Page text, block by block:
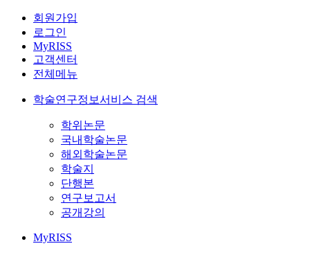
회원가입
로그인
MyRISS
고객센터
전체메뉴
학술연구정보서비스 검색
학위논문
국내학술논문
해외학술논문
학술지
단행본
연구보고서
공개강의
MyRISS